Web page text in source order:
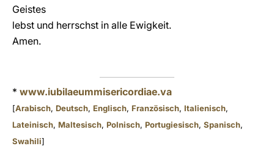
Geistes
lebst und herrschst in alle Ewigkeit.
Amen.
* www.iubilaeummisericordiae.va
[Arabisch, Deutsch, Englisch, Französisch, Italienisch,
Lateinisch, Maltesisch, Polnisch, Portugiesisch, Spanisch,
Swahili]